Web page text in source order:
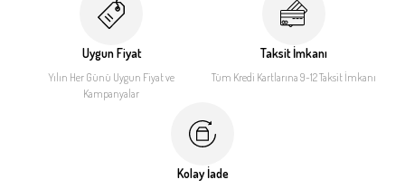
Uygun Fiyat
Yılın Her Günü Uygun Fiyatve
Kampanyalar
Taksit İmkanı
Tüm Kredi Kartlarına 9-12Taksit İmkanı
Kolay İade